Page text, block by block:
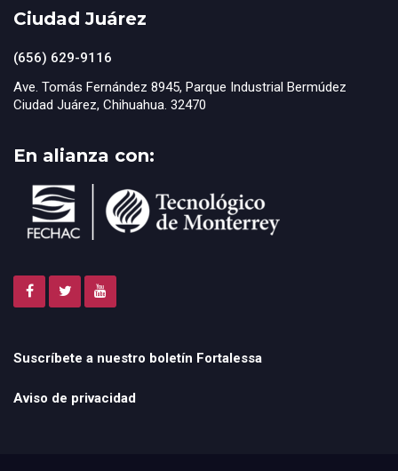
Ciudad Juárez
(656) 629-9116
Ave. Tomás Fernández 8945, Parque Industrial Bermúdez
Ciudad Juárez, Chihuahua. 32470
En alianza con:
Suscríbete a nuestro boletín Fortalessa
Aviso de privacidad